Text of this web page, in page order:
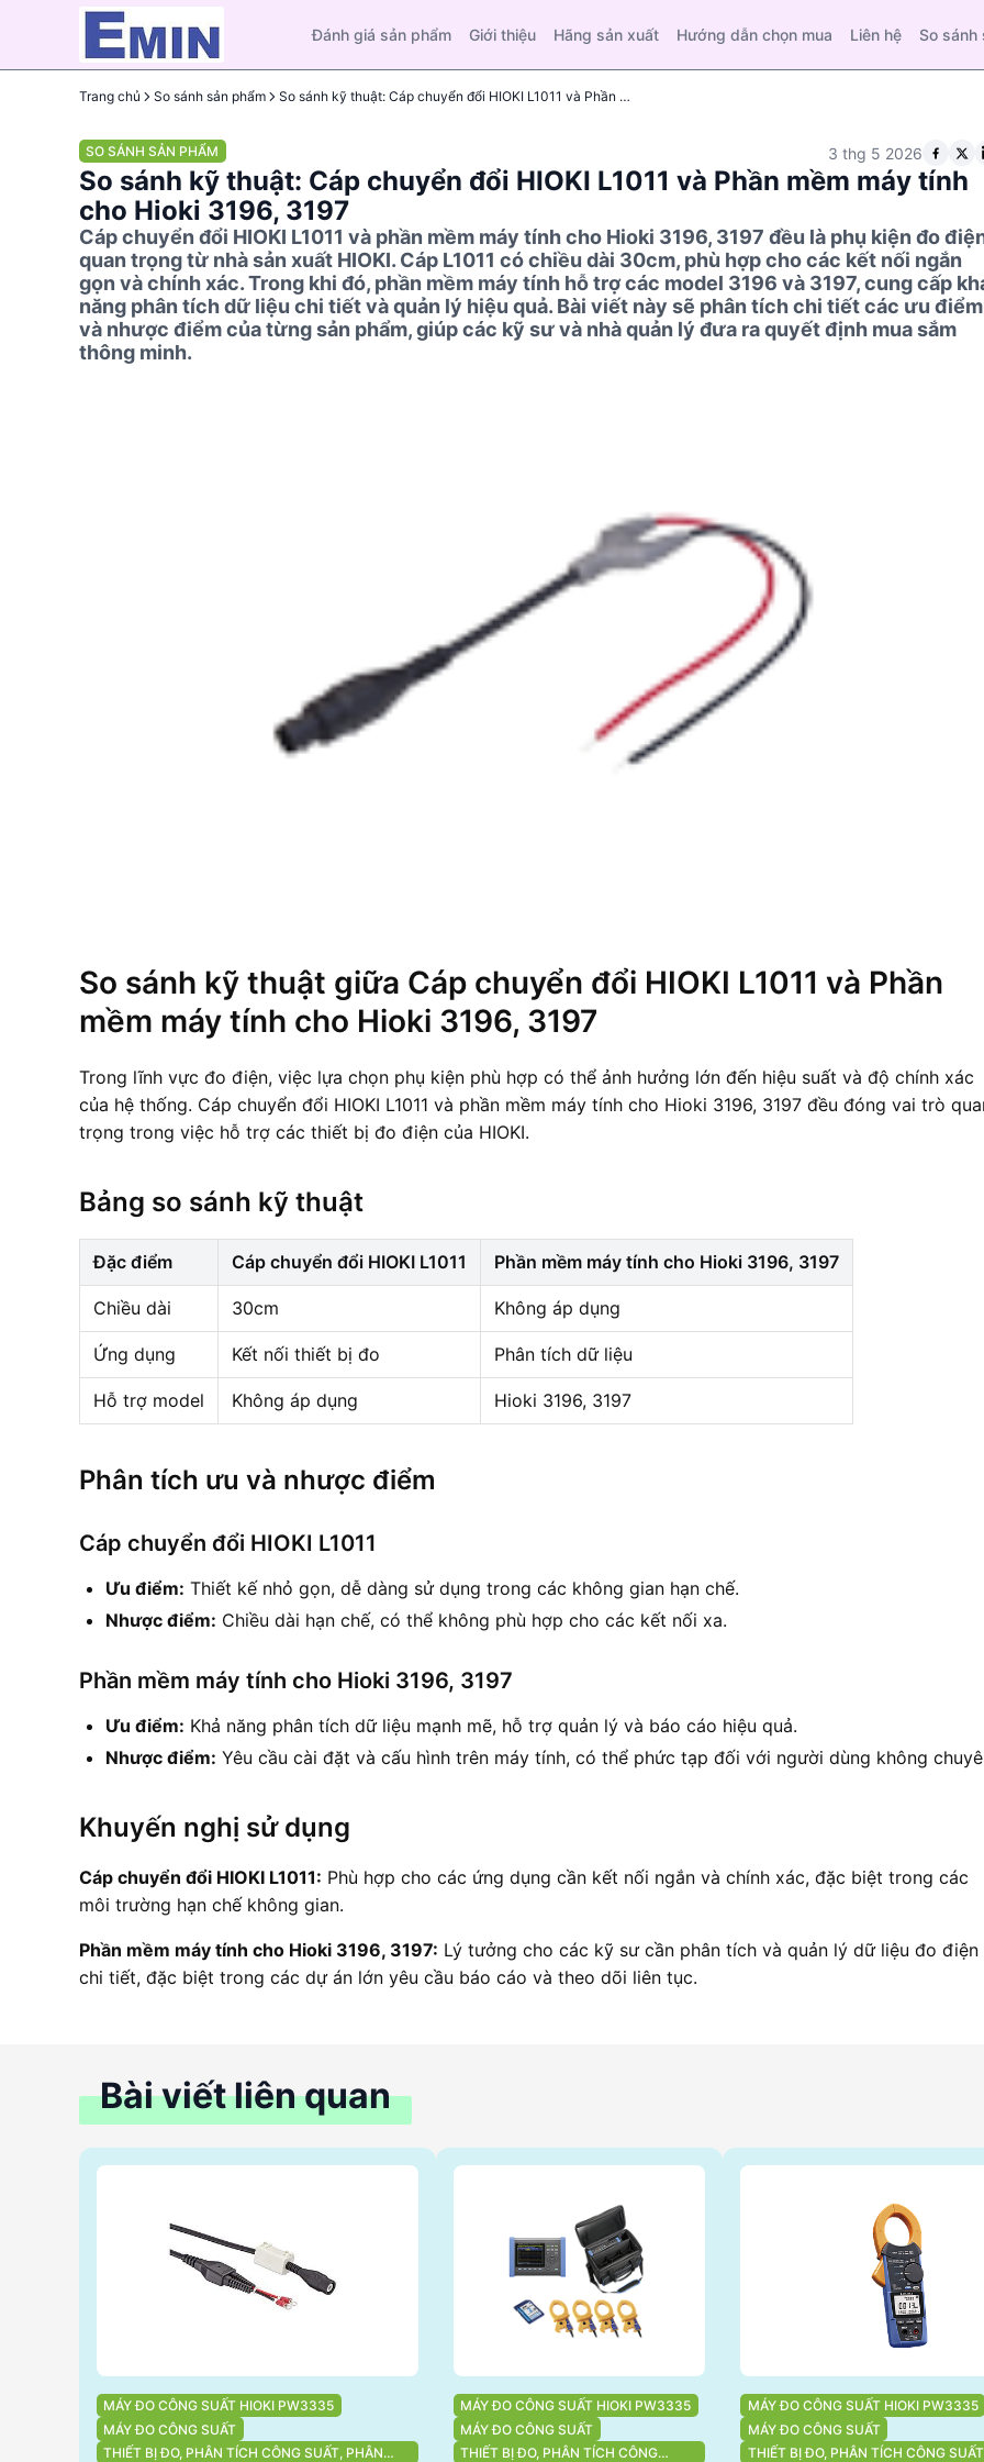
Đánh giá sản phẩm Giới thiệu Hãng sản xuất Hướng dẫn chọn mua Liên hệ So sánh
Trang chủ So sánh sản phẩm So sánh kỹ thuật: Cáp chuyển đổi HIOKI L1011 và Phần mềm máy tính cho Hioki 3196, 3197
SO SÁNH SẢN PHẨM 3 thg 5 2026
So sánh kỹ thuật: Cáp chuyển đổi HIOKI L1011 và Phần mềm máy tính
cho Hioki 3196, 3197
Cáp chuyển đổi HIOKI L1011 và phần mềm máy tính cho Hioki 3196, 3197 đều là phụ kiện đo
quan trọng từ nhà sản xuất HIOKI. Cáp L1011 có chiều dài 30cm, phù hợp cho các kết nối ngắn
gọn và chính xác. Trong khi đó, phần mềm máy tính hỗ trợ các model 3196 và 3197, cung cấp
năng phân tích dữ liệu chi tiết và quản lý hiệu quả. Bài viết này sẽ phân tích chi tiết các ưu điểm
và nhược điểm của từng sản phẩm, giúp các kỹ sư và nhà quản lý đưa ra quyết định mua sắm
thông minh.
So sánh kỹ thuật giữa Cáp chuyển đổi HIOKI L1011 và Phần
mềm máy tính cho Hioki 3196, 3197
Trong lĩnh vực đo điện, việc lựa chọn phụ kiện phù hợp có thể ảnh hưởng lớn đến hiệu suất và độ chính xác
của hệ thống. Cáp chuyển đổi HIOKI L1011 và phần mềm máy tính cho Hioki 3196, 3197 đều đóng vai trò
trọng trong việc hỗ trợ các thiết bị đo điện của HIOKI.
Bảng so sánh kỹ thuật
Đặc điểm Cáp chuyển đổi HIOKI L1011 Phần mềm máy tính cho Hioki 3196, 3197
Chiều dài 30cm Không áp dụng
Ứng dụng Kết nối thiết bị đo Phân tích dữ liệu
Hỗ trợ model Không áp dụng Hioki 3196, 3197
Phân tích ưu và nhược điểm
Cáp chuyển đổi HIOKI L1011
Ưu điểm: Thiết kế nhỏ gọn, dễ dàng sử dụng trong các không gian hạn chế.
Nhược điểm: Chiều dài hạn chế, có thể không phù hợp cho các kết nối xa.
Phần mềm máy tính cho Hioki 3196, 3197
Ưu điểm: Khả năng phân tích dữ liệu mạnh mẽ, hỗ trợ quản lý và báo cáo hiệu quả.
Nhược điểm: Yêu cầu cài đặt và cấu hình trên máy tính, có thể phức tạp đối với người dùng không
Khuyến nghị sử dụng
Cáp chuyển đổi HIOKI L1011: Phù hợp cho các ứng dụng cần kết nối ngắn và chính xác, đặc biệt trong các
môi trường hạn chế không gian.
Phần mềm máy tính cho Hioki 3196, 3197: Lý tưởng cho các kỹ sư cần phân tích và quản lý dữ liệu đo điện
chi tiết, đặc biệt trong các dự án lớn yêu cầu báo cáo và theo dõi liên tục.
Bài viết liên quan
MÁY ĐO CÔNG SUẤT HIOKI PW3335
MÁY ĐO CÔNG SUẤT
THIẾT BỊ ĐO, PHÂN TÍCH CÔNG SUẤT, PHÂN
MÁY ĐO CÔNG SUẤT HIOKI PW3335
MÁY ĐO CÔNG SUẤT
THIẾT BỊ ĐO, PHÂN TÍCH CÔNG
MÁY ĐO CÔNG SUẤT HIOKI PW3335
MÁY ĐO CÔNG SUẤT
THIẾT BỊ ĐO, PHÂN TÍCH CÔNG